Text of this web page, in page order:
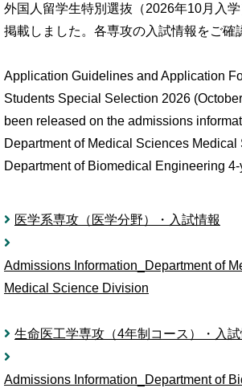
外国人留学生特別選抜（2026年10月入
掲載しました。各専攻の入試情報をご確
Application Guidelines and Application
Students Special Selection 2026
been released on the admissions
Department of Medical Sciences Medical
Department of Biomedical Engineering
医学系専攻（医学分野）・入試情報
Admissions Information_Department of
Medical Science Division
生命医工学専攻（4年制コース）・入試
Admissions Information_Department of